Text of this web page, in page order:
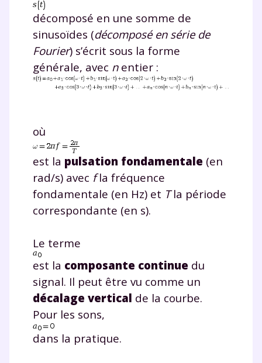
décomposé en une somme de
sinusoïdes (décomposé en série de
Fourier) s’écrit sous la forme
générale, avec nentier :
où
est la pulsation fondamentale (en
rad/s) avec fla fréquence
fondamentale (en Hz) et Tla période
correspondante (en s).
Le terme
est la composante continue du
signal. Il peut être vu comme un
décalage vertical de la courbe.
Pour les sons,
dans la pratique.